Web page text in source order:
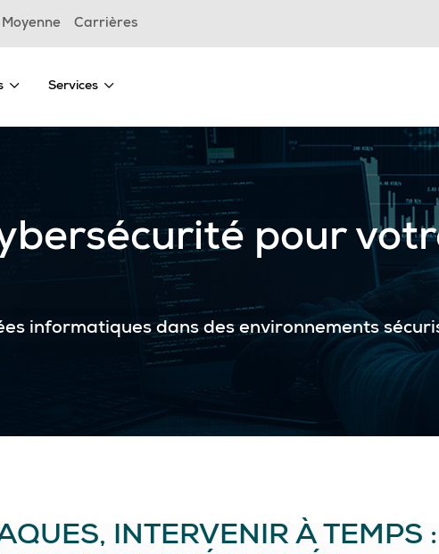
Moyenne Carrières
Services
pour
informatiques dans des environnements
INTERVENIR À TEMPS